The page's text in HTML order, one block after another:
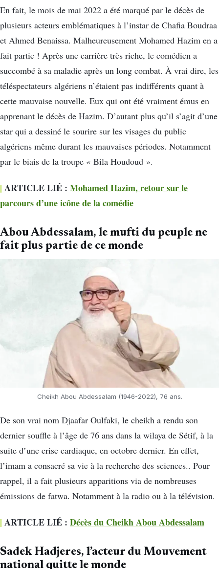
En fait, le mois de mai 2022 a été marqué par le décès de
plusieurs acteurs emblématiques à l’instar de Chafia Boudraa
et Ahmed Benaissa. Malheureusement Mohamed Hazim en a
fait partie ! Après une carrière très riche, le comédien a
succombé à sa maladie après un long combat. À vrai dire, les
téléspectateurs algériens n’étaient pas indifférents quant à
cette mauvaise nouvelle. Eux qui ont été vraiment émus en
apprenant le décès de Hazim. D’autant plus qu’il s’agit d’une
star qui a dessiné le sourire sur les visages du public
algériens même durant les mauvaises périodes. Notamment
par le biais de la troupe « Bila Houdoud ».
| ARTICLE LIÉ : Mohamed Hazim, retour sur le
parcours d’une icône de la comédie
Abou Abdessalam, le mufti du peuple ne
fait plus partie de ce monde
Cheikh Abou Abdessalam (1946-2022), 76 ans.
De son vrai nom Djaafar Oulfaki, le cheikh a rendu son
dernier souffle à l’âge de 76 ans dans la wilaya de Sétif, à la
suite d’une crise cardiaque, en octobre dernier. En effet,
l’imam a consacré sa vie à la recherche des sciences.. Pour
rappel, il a fait plusieurs apparitions via de nombreuses
émissions de fatwa. Notamment à la radio ou à la télévision.
| ARTICLE LIÉ : Décès du Cheikh Abou Abdessalam
Sadek Hadjeres, l’acteur du Mouvement
national quitte le monde